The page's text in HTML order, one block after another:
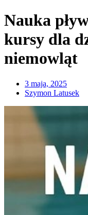
Nauka
kursy dla
niemowląt
3 maja, 2025
Szymon Latusek